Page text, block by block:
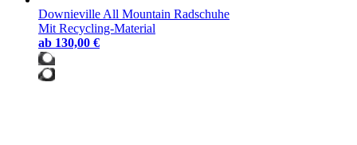
Downieville All Mountain Radschuhe
Mit Recycling-Material
ab 130,00 €